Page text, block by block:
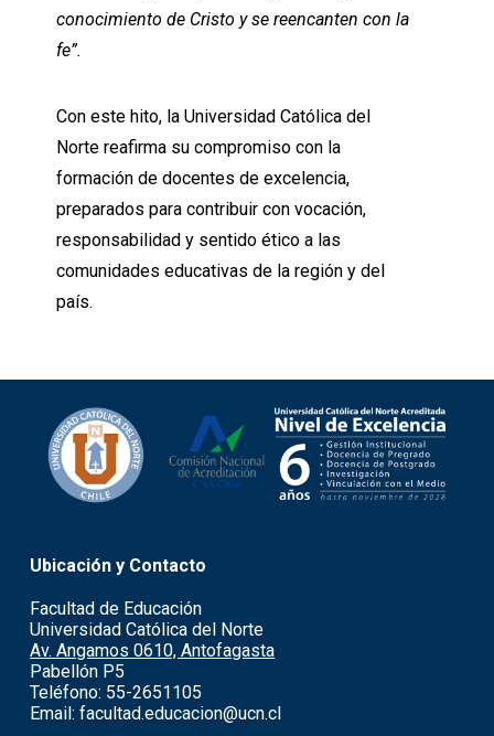
conocimiento de Cristo y se reencanten con la
fe”.
Con este hito, la Universidad Católica del
Norte reafirma su compromiso con la
formación de docentes de excelencia,
preparados para contribuir con vocación,
responsabilidad y sentido ético a las
comunidades educativas de la región y del
país.
Ubicación y Contacto
Facultad de Educación
Universidad Católica del Norte
Av. Angamos 0610, Antofagasta
Pabellón P5
Teléfono: 55-2651105
Email: facultad.educacion@ucn.cl